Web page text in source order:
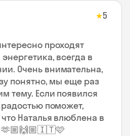
★5
проходят
всегда в
Очень внимательна,
понятно, мы еще раз
тему. Если появился
поможет,
Наталья влюблена в
🫶🏼🙌🏼🇮🇹🩷